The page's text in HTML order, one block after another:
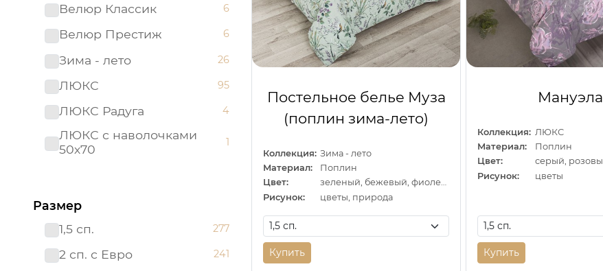
Велюр Классик 6
Велюр Престиж 6
Зима - лето 26
ЛЮКС 95
ЛЮКС Радуга 4
ЛЮКС с наволочками
50х70
1
Мако - сатин
Поплин детский 26
Поплин ясельный 10
Размер
1,5 сп.
277
2 сп. с Евро 241
Постельное белье Муза
(поплин зима-лето)
Коллекция: Зима - лето
Материал:
Поплин
Цвет:
зеленый, бежевый, фиолетовый
Рисунок:
цветы, природа
Купить
Мануэла
Коллекция: ЛЮКС
Материал:
Поплин
Цвет:
Рисунок:
цветы
Купить